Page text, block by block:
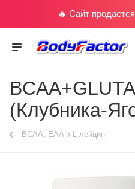
🔥 Сайт продается
(Клубника-
BCAA, EAA и L-лейцин